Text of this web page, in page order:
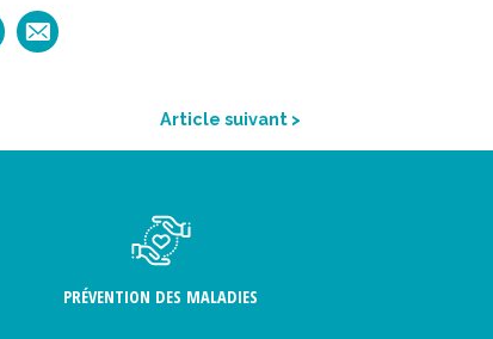
Article suivant >
PRÉVENTION DES MALADIES